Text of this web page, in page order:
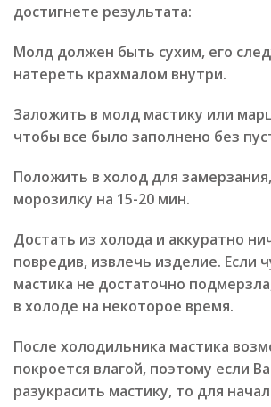
достигнете результата:
Молд должен быть сухим, его
натереть крахмалом внутри.
Заложить в молд мастику или
чтобы все было заполнено без
Положить в холод для
морозилку на 15-20 мин.
Достать из холода и аккуратно
повредив, извлечь изделие. Если
мастика не достаточно
в холоде на некоторое время.
После холодильника мастика
покроется влагой, поэтому если
разукрасить мастику, то для